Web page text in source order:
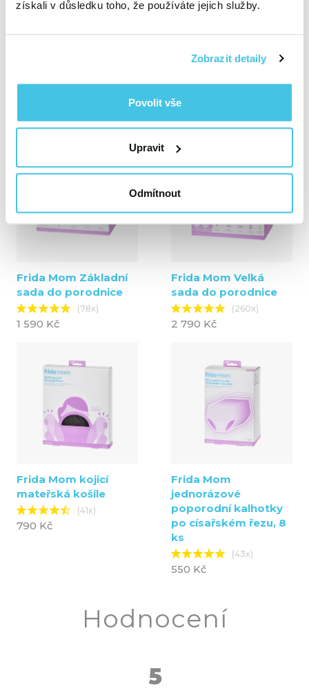
získali v důsledku toho, že používáte jejich služby.
Zobrazit detaily
Povolit vše
Upravit
Odmítnout
450 Kč
jednorázové
550 Kč
Frida Mom Základní
sada do porodnice
(78x)
1 590 Kč
Frida Mom Velká
sada do porodnice
(260x)
2 790 Kč
Frida Mom kojicí
mateřská košile
(41x)
790 Kč
Frida Mom
jednorázové
poporodní kalhotky
po císařském řezu, 8
ks
(43x)
550 Kč
Hodnocení
5